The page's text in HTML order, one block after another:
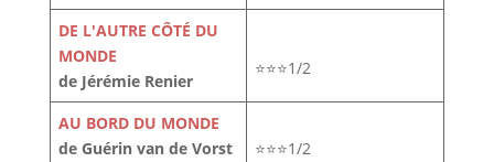
DE L'AUTRE CÔTÉ DU
MONDE
de Jérémie Renier
⭐⭐⭐1/2
AU BORD DU MONDE
de Guérin van de Vorst
⭐⭐⭐1/2